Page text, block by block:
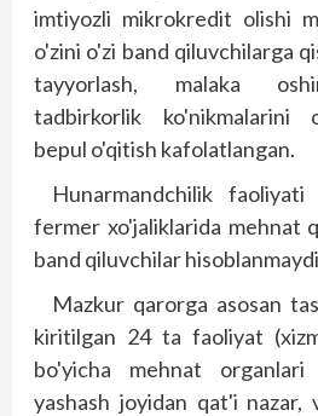
imtiyozli mikrokredit olishi
o'zini o'zi band qiluvchilarga
tayyorlash, malaka
tadbirkorlik ko'nikmalarini
bepul o'qitish kafolatlangan.
Hunarmandchilik
fermer xo'jaliklarida mehnat
band qiluvchilar
Mazkur qarorga asosan
kiritilgan 24 ta faoliyat
bo'yicha mehnat organlari
yashash joyidan qat'i nazar,